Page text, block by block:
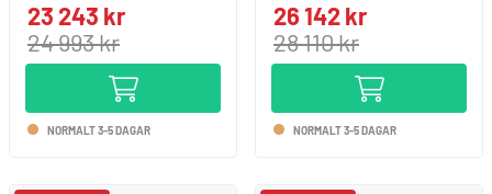
23 243 kr
24 993 kr
NORMALT 3-5 DAGAR
26 142 kr
28 110 kr
NORMALT 3-5 DAGAR